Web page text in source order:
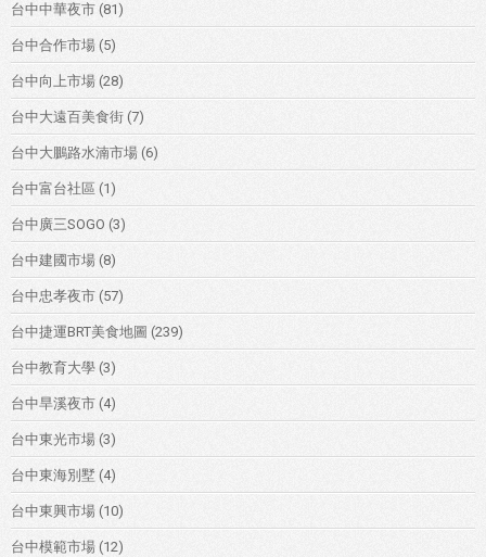
台中中華夜市 (81)
台中合作市場 (5)
台中向上市場 (28)
台中大遠百美食街 (7)
台中大鵬路水湳市場 (6)
台中富台社區 (1)
台中廣三SOGO (3)
台中建國市場 (8)
台中忠孝夜市 (57)
台中捷運BRT美食地圖 (239)
台中教育大學 (3)
台中旱溪夜市 (4)
台中東光市場 (3)
台中東海別墅 (4)
台中東興市場 (10)
台中模範市場 (12)